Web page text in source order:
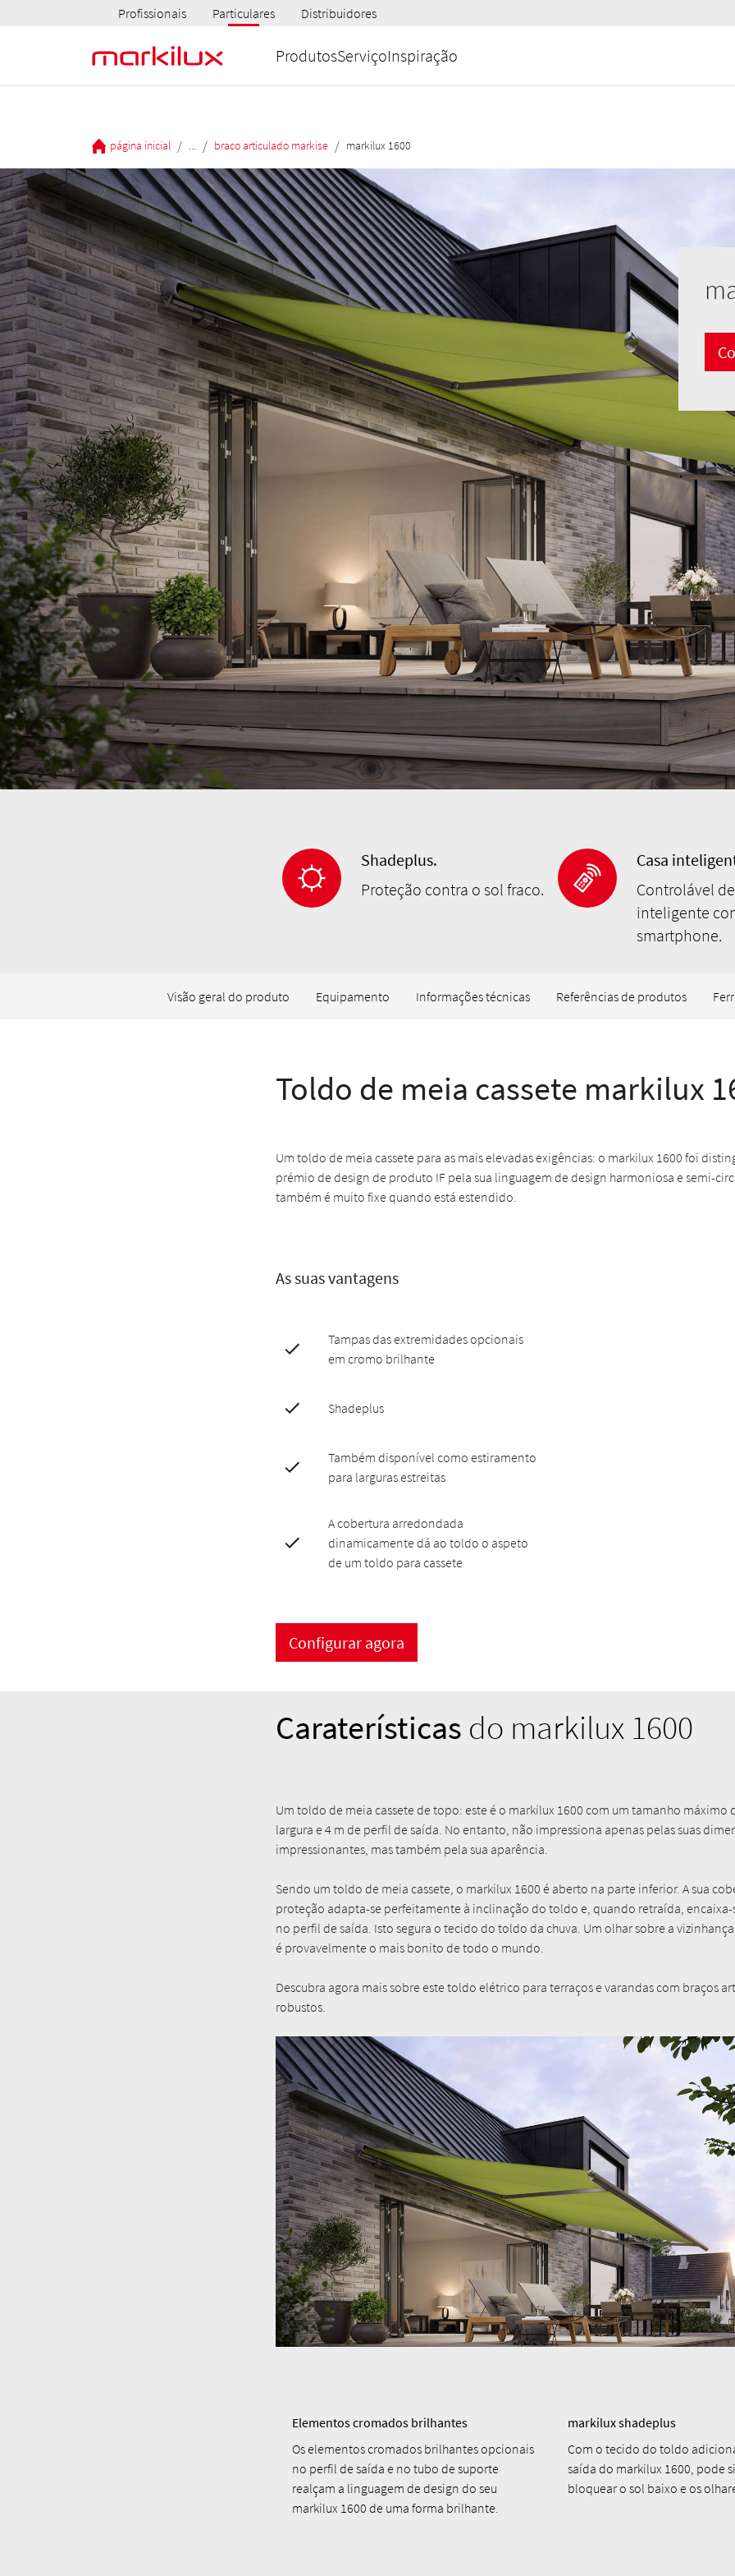
Profissionais Particulares Distribuidores
ProdutosServiçoInspiração
página inicial / / braco articulado markise / markilux 1600
Shadeplus.
Proteção contra o sol fraco.
Casa
Controlável
inteligente
smartphone.
Visão geral do produto Equipamento Informações técnicas Referências de produtos
Toldo de meia cassete markilux
Um toldo de meia cassete para as mais elevadas exigências: o markilux 1600 foi
prémio de design de produto IF pela sua linguagem de design harmoniosa e semi-
também é muito fixe quando está estendido.
As suas vantagens
Tampas das extremidades opcionais
em cromo brilhante
Shadeplus
Também disponível como estiramento
para larguras estreitas
A cobertura arredondada
dinamicamente dá ao toldo o aspeto
de um toldo para cassete
Configurar agora
Caraterísticas do markilux 1600
Um toldo de meia cassete de topo: este é o markilux 1600 com um tamanho máximo
largura e 4 m de perfil de saída. No entanto, não impressiona apenas pelas suas
impressionantes, mas também pela sua aparência.
Sendo um toldo de meia cassete, o markilux 1600 é aberto na parte inferior. A sua
proteção adapta-se perfeitamente à inclinação do toldo e, quando retraída,
no perfil de saída. Isto segura o tecido do toldo da chuva. Um olhar sobre a
é provavelmente o mais bonito de todo o mundo.
Descubra agora mais sobre este toldo elétrico para terraços e varandas com braços
robustos.
Elementos cromados brilhantes
Os elementos cromados brilhantes opcionais
no perfil de saída e no tubo de suporte
realçam a linguagem de design do seu
markilux 1600 de uma forma brilhante.
markilux shadeplus
Com o tecido do toldo
saída do markilux 1600, pode
bloquear o sol baixo e os